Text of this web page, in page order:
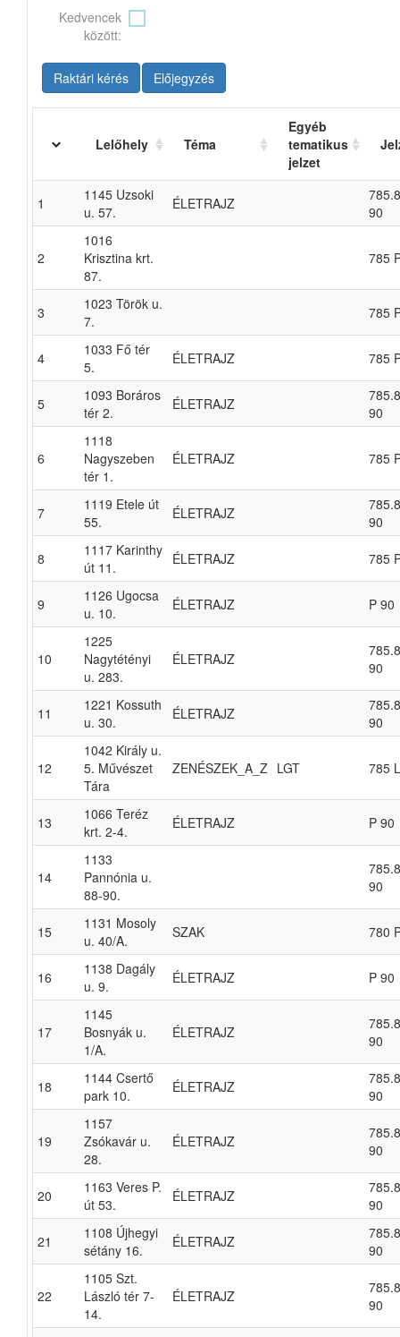
Kedvencek
között:
Raktári kérés Előjegyzés
Lelőhely Téma
Egyéb
tematikus
jelzet
1
1145 Uzsoki
u. 57.
ÉLETRAJZ
90
2
1016
Krisztina krt.
87.
785
3
1023 Török u.
7.
785
4
1033 Fő tér
5.
ÉLETRAJZ 785
5
1093 Boráros
tér 2.
ÉLETRAJZ
90
6
1118
Nagyszeben
tér 1.
ÉLETRAJZ 785
7
1119 Etele út
55.
ÉLETRAJZ
90
8
1117 Karinthy
út 11.
ÉLETRAJZ 785
9
1126 Ugocsa
u. 10.
ÉLETRAJZ P 90
10
1225
Nagytétényi
u. 283.
ÉLETRAJZ
90
11
1221 Kossuth
u. 30.
ÉLETRAJZ
90
12
1042 Király u.
5. Művészet
Tára
ZENÉSZEK_A_Z LGT 785
13
1066 Teréz
krt. 2-4.
ÉLETRAJZ P 90
14
1133
Pannónia u.
88-90.
90
15
1131 Mosoly
u. 40/A.
SZAK 780
16
1138 Dagály
u. 9.
ÉLETRAJZ P 90
17
1145
Bosnyák u.
1/A.
ÉLETRAJZ
90
18
1144 Csertő
park 10.
ÉLETRAJZ
90
19
1157
Zsókavár u.
28.
ÉLETRAJZ
90
20
1163 Veres P.
út 53.
ÉLETRAJZ
90
21
1108 Újhegyi
sétány 16.
ÉLETRAJZ
90
22
1105 Szt.
László tér 7-
14.
ÉLETRAJZ
90